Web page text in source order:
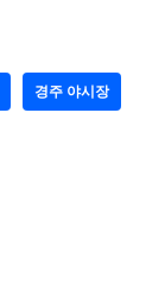
경주 야시장